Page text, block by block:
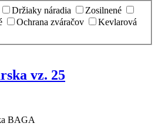
Držiaky náradia
Zosilnené
Ochrana zváračov
Kevlarová
vz. 25
BAGA